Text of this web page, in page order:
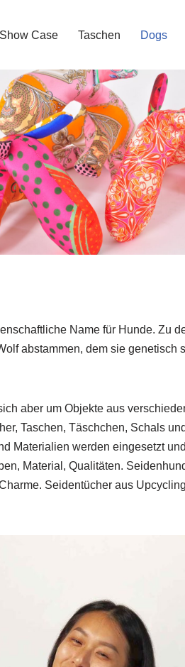
Case Taschen Dogs
Name für Hunde. Zu
abstammen, dem sie
aber um Objekte aus
Taschen, Täschchen, Schals
Materialien werden eingesetzt
Material, Qualitäten.
Seidentücher aus